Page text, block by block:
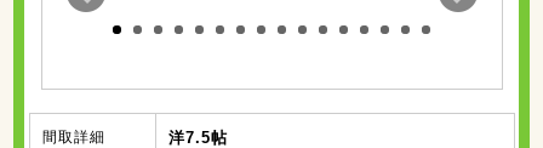
間取詳細 洋7.5帖